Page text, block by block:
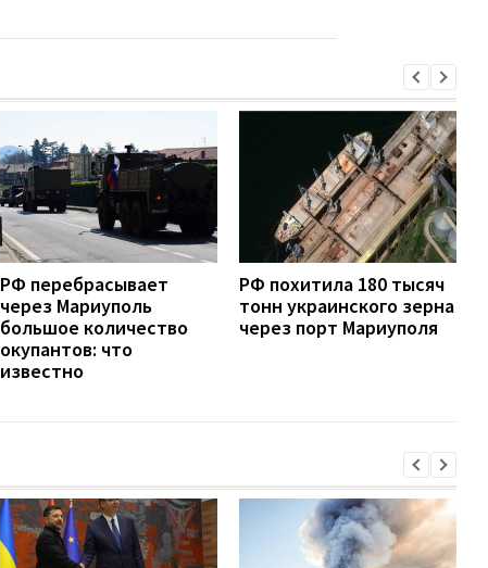
РФ перебрасывает
через Мариуполь
большое количество
окупантов: что
известно
РФ похитила 180 тысяч
тонн украинского зерна
через порт Мариуполя